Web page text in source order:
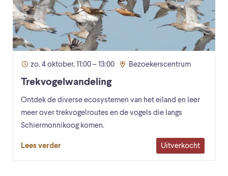
zo. 4 oktober, 11:00 – 13:00 Bezoekerscentrum
Trekvogelwandeling
Ontdek de diverse ecosystemen van het eiland en leer
meer over trekvogelroutes en de vogels die langs
Schiermonnikoog komen.
Lees verder Uitverkocht